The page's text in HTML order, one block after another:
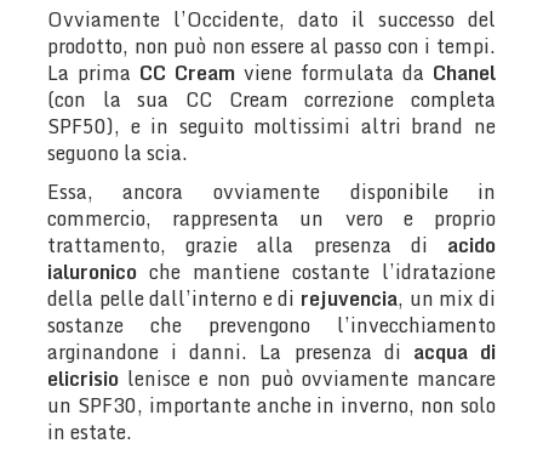
Ovviamente l’Occidente, dato il successo del
prodotto, non può non essere al passo con i tempi.
La prima CC Cream viene formulata da Chanel
(con la sua CC Cream correzione completa
SPF50), e in seguito moltissimi altri brand ne
seguono la scia.
Essa, ancora ovviamente disponibile in
commercio, rappresenta un vero e proprio
trattamento, grazie alla presenza di acido
ialuronicoche mantiene costante l’idratazione
della pelle dall’interno e di rejuvencia, un mix di
sostanze che prevengono l’invecchiamento
arginandone i danni. La presenza di acqua di
elicrisiolenisce e non può ovviamente mancare
un SPF30, importante anche in inverno, non solo
in estate.